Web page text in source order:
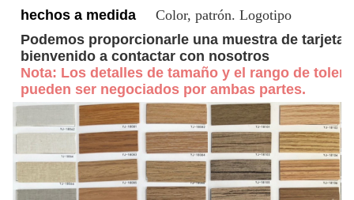
hechos a medida
Color, patrón. Logotipo
Podemos proporcionarle una muestra de tarjeta
bienvenido a contactar con nosotros
Nota: Los detalles de tamaño y el rango de
pueden ser negociados por ambas partes.